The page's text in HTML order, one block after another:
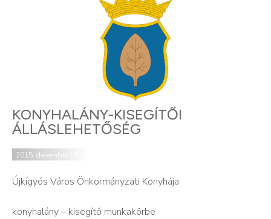
KONYHALÁNY-KISEGÍTŐI
ÁLLÁSLEHETŐSÉG
2015. december 15.
Újkígyós Város Önkormányzati Konyhája
konyhalány – kisegítő munkakörbe